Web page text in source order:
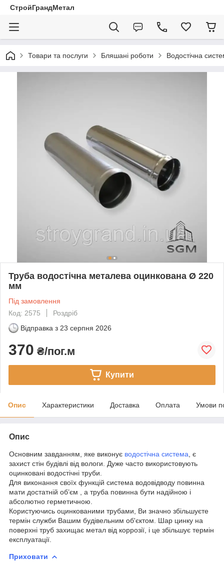
СтройГрандМетал
Товари та послуги Бляшані роботи Водостічна
Труба водостічна металева оцинкована Ø 220
мм
Під замовлення
Код: 2575
Роздріб
Відправка з 23 серпня 2026
370 ₴/пог.м
Купити
Опис Характеристики Доставка Оплата Умови
Опис
Основним завданням, яке виконує водостічна система , є
захист стін будівлі від вологи. Дуже часто використовують
оцинковані водостічні труби.
Для виконання своїх функцій система водовідводу повинна
мати достатній об’єм , а труба повинна бути надійною і
абсолютно герметичною.
Користуючись оцинкованими трубами, Ви значно збільшуєте
термін служби Вашим будівельним об'єктом. Шар цинку на
поверхні труб захищає метал від коррозії, і це збільшує термін
експлуатації.
Приховати